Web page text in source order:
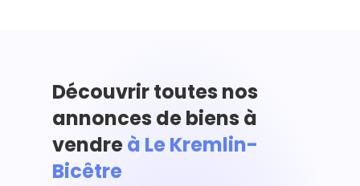
Découvrir toutes nos
annonces de biens à
vendreà Le Kremlin-
Bicêtre